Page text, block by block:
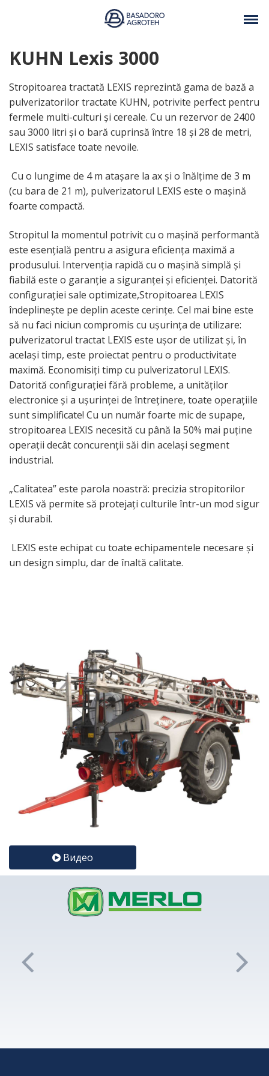
KUHN Lexis 3000
Stropitoarea tractată LEXIS reprezintă gama de bază a
pulverizatorilor tractate KUHN, potrivite perfect pentru
fermele multi-culturi și cereale. Cu un rezervor de 2400
sau 3000 litri și o bară cuprinsă între 18 și 28 de metri,
LEXIS satisface toate nevoile.
Cu o lungime de 4 m atașare la ax și o înălțime de 3 m
(cu bara de 21 m), pulverizatorul LEXIS este o mașină
foarte compactă.
Stropitul la momentul potrivit cu o mașină performantă
este esențială pentru a asigura eficiența maximă a
produsului. Intervenția rapidă cu o mașină simplă și
fiabilă este o garanție a siguranței și eficienței. Datorită
configurației sale optimizate,Stropitoarea LEXIS
îndeplinește pe deplin aceste cerințe. Cel mai bine este
să nu faci niciun compromis cu ușurința de utilizare:
pulverizatorul tractat LEXIS este ușor de utilizat și, în
același timp, este proiectat pentru o productivitate
maximă. Economisiți timp cu pulverizatorul LEXIS.
Datorită configurației fără probleme, a unităților
electronice și a ușurinței de întreținere, toate operațiile
sunt simplificate! Cu un număr foarte mic de supape,
stropitoarea LEXIS necesită cu până la 50% mai puține
operații decât concurenții săi din același segment
industrial.
„Calitatea” este parola noastră: precizia stropitorilor
LEXIS vă permite să protejați culturile într-un mod sigur
și durabil.
LEXIS este echipat cu toate echipamentele necesare și
un design simplu, dar de înaltă calitate.
Видео